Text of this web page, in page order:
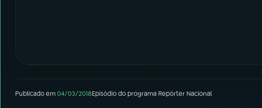
Publicado em04/03/2018Episódiodo programa Repórter Nacional